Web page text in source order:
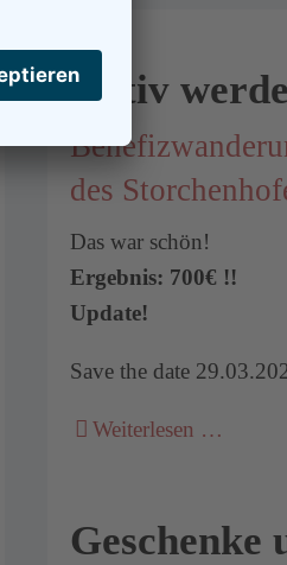
Aktiv
des
Das war schön!
Ergebnis: 700€ !!
Update!
Save the date
Weiterlesen …
Geschenke